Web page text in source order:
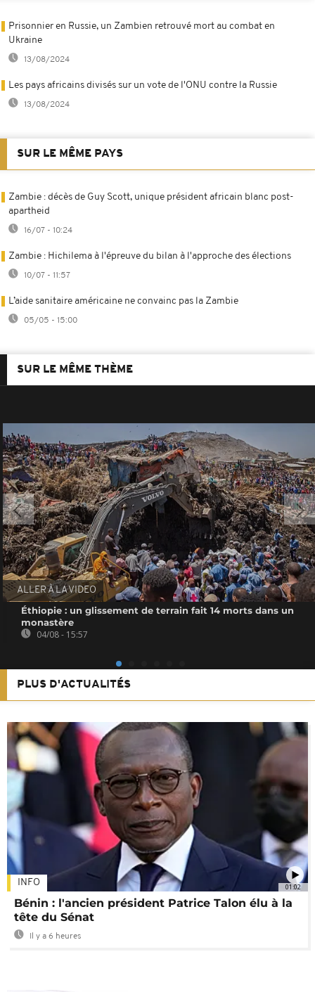
Prisonnier en Russie, un Zambien retrouvé mort au combat en
Ukraine
13/08/2024
Les pays africains divisés sur un vote de l'ONU contre la Russie
13/08/2024
SUR LE MÊME PAYS
Zambie : décès de Guy Scott, unique président africain blanc post-
apartheid
16/07 - 10:24
Zambie : Hichilema à l'épreuve du bilan à l'approche des élections
10/07 - 11:57
L’aide sanitaire américaine ne convainc pas la Zambie
05/05 - 15:00
SUR LE MÊME THÈME
ALLER À LA VIDEO
Éthiopie : un glissement de terrain fait 14 morts dans un
monastère
04/08 - 15:57
PLUS D'ACTUALITÉS
01:02
INFO
Bénin : l'ancien président Patrice Talon élu à la
tête du Sénat
Il y a 6 heures